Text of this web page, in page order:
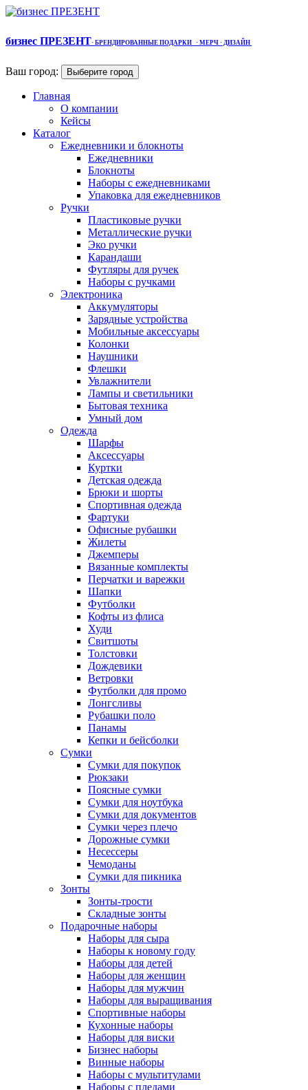
бизнес ПРЕЗЕНТ· БРЕНДИРОВАННЫЕ ПОДАРКИ · МЕРЧ · ДИЗАЙН
Ваш город: Выберите город
Главная
О компании
Кейсы
Каталог
Ежедневники и блокноты
Ежедневники
Блокноты
Наборы с ежедневниками
Упаковка для ежедневников
Ручки
Пластиковые ручки
Металлические ручки
Эко ручки
Карандаши
Футляры для ручек
Наборы с ручками
Электроника
Аккумуляторы
Зарядные устройства
Мобильные аксессуары
Колонки
Наушники
Флешки
Увлажнители
Лампы и светильники
Бытовая техника
Умный дом
Одежда
Шарфы
Аксессуары
Куртки
Детская одежда
Брюки и шорты
Спортивная одежда
Фартуки
Офисные рубашки
Жилеты
Джемперы
Вязанные комплекты
Перчатки и варежки
Шапки
Футболки
Кофты из флиса
Худи
Свитшоты
Толстовки
Дождевики
Ветровки
Футболки для промо
Лонгсливы
Рубашки поло
Панамы
Кепки и бейсболки
Сумки
Сумки для покупок
Рюкзаки
Поясные сумки
Сумки для ноутбука
Сумки для документов
Сумки через плечо
Дорожные сумки
Несессеры
Чемоданы
Сумки для пикника
Зонты
Зонты-трости
Складные зонты
Подарочные наборы
Наборы для сыра
Наборы к новому году
Наборы для детей
Наборы для женщин
Наборы для мужчин
Наборы для выращивания
Спортивные наборы
Кухонные наборы
Наборы для виски
Бизнес наборы
Винные наборы
Наборы с мультитулами
Наборы с пледами